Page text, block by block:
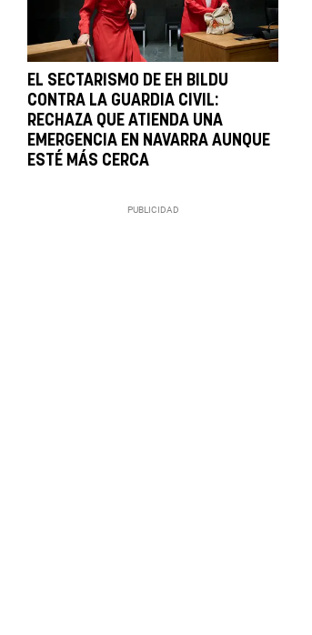
EL SECTARISMO DE EH BILDU
CONTRA LA GUARDIA CIVIL:
RECHAZA QUE ATIENDA UNA
EMERGENCIA EN NAVARRA AUNQUE
ESTÉ MÁS CERCA